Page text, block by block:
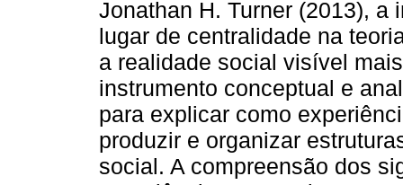
Jonathan H. Turner (2013), a
lugar de centralidade na
a realidade social visível
instrumento conceptual e
para explicar como
produzir e organizar
social. A compreensão dos